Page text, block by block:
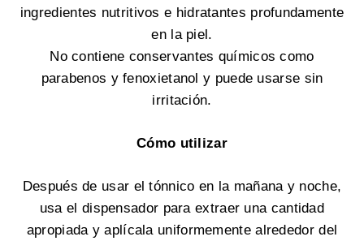
ingredientes nutritivos e hidratantes profundamente
en la piel.
No contiene conservantes químicos como
parabenos y fenoxietanol y puede usarse sin
irritación.
Cómo utilizar
Después de usar el tónnico en la mañana y noche,
usa el dispensador para extraer una cantidad
apropiada y aplícala uniformemente alrededor del